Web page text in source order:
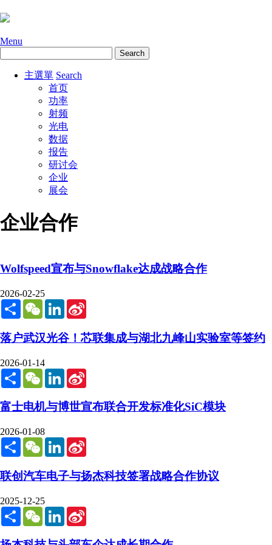
Menu
主選單 Search
首页
功率
射频
光电
数据
报告
研讨会
企业
展会
企业合作
Wolfspeed宣布与Snowflake达成战略合作
2026-02-25
Share WeChatLinkedIn
落户武汉光谷！芯联集成与湖北九峰山实验室等签约
2026-01-14
Share WeChatLinkedIn
富士电机与博世宣布联合开发标准化SiC模块
2026-01-08
Share WeChatLinkedIn
联创汽车电子与扬杰科技签署战略合作协议
2025-12-25
Share WeChatLinkedIn